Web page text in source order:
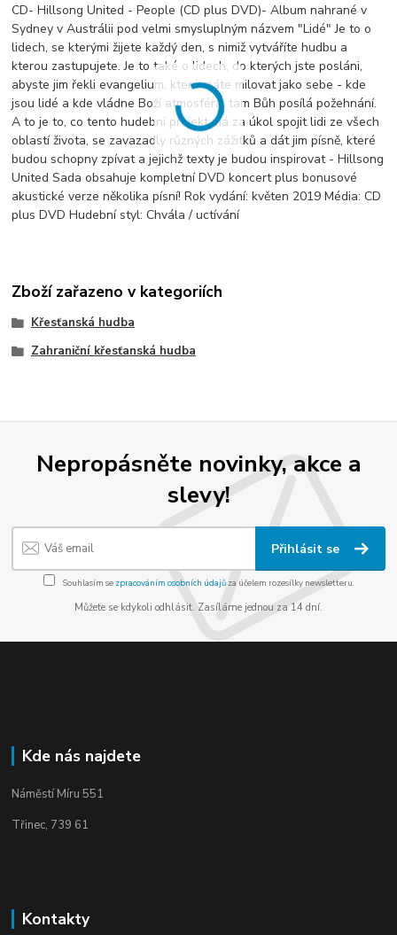
CD- Hillsong United - People (CD plus DVD)- Album nahrané v
Sydney v Austrálii pod velmi smysluplným názvem "Lidé" Je to o
lidech, se kterými žijete každý den, s nimiž vytváříte hudbu a
kterou zastupujete. Je to také o lidech, do kterých jste posláni,
abyste jim řekli evangelium, které máte milovat jako sebe - kde
jsou lidé a kde vládne Boží atmosféra, tam Bůh posílá požehnání.
A to je to, co tento hudební projekt má za úkol spojit lidi ze všech
oblastí života, se zavazadly různých zážitků a dát jim písně, které
budou schopny zpívat a jejichž texty je budou inspirovat - Hillsong
United Sada obsahuje kompletní DVD koncert plus bonusové
akustické verze několika písní! Rok vydání: květen 2019 Média: CD
plus DVD Hudební styl: Chvála / uctívání
Zboží zařazeno v kategoriích
Křesťanská hudba
Zahraniční křesťanská hudba
Nepropásněte novinky, akce a
slevy!
Přihlásit se
Souhlasím se zpracováním osobních údajůza účelem rozesílky newsletteru.
Můžete se kdykoli odhlásit. Zasíláme jednou za 14 dní.
Kde nás najdete
Náměstí Míru 551
Třinec, 739 61
Kontakty